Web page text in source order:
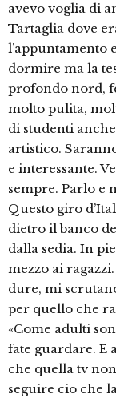
avevo voglia di
Tartaglia dove
l’appuntamento
dormire ma la
profondo nord,
molto pulita,
di studenti
artistico.
e interessante.
sempre. Parlo e
Questo giro
dietro il banco
dalla sedia. In
mezzo ai
dure, mi
per quello che
«Come adulti
fate guardare. E
che quella tv
seguire cio che